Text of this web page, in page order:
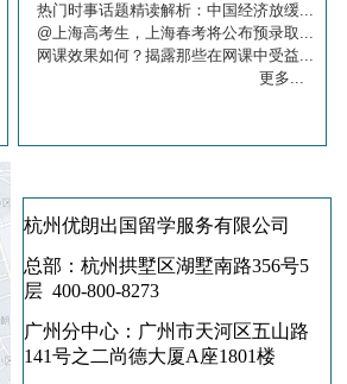
热门时事话题精读解析：中国经济放缓...
@上海高考生，上海春考将公布预录取...
网课效果如何？揭露那些在网课中受益...
更多...
杭州优朗出国留学服务有限公司
总部：杭州拱墅区湖墅南路356号5
层 400-800-8273
广州分中心：广州市天河区五山路
141号之二尚德大厦A座1801楼